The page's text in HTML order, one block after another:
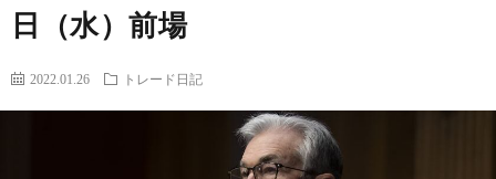
日（水）前場
2022.01.26 トレード日記